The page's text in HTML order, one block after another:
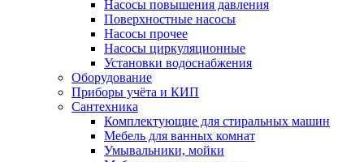
Насосы повышения давления
Поверхностные насосы
Насосы прочее
Насосы циркуляционные
Установки водоснабжения
Оборудование
Приборы учёта и КИП
Сантехника
Комплектующие для стиральных машин
Мебель для ванных комнат
Умывальники, мойки